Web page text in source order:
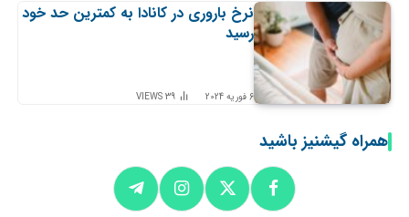
نرخ باروری در کانادا به کمترین حد خود
رسید
6 فوریه 2024 39
VIEWS
همراه گیشنیز باشید